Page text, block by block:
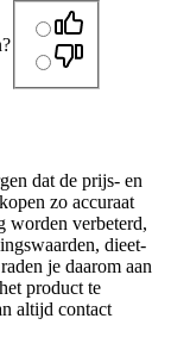
dat de prijs- en
zo accuraat
worden verbeterd,
dieet-
je daarom aan
product te
altijd contact